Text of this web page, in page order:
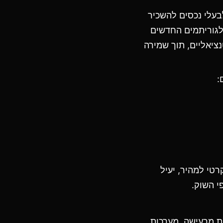
נכסים להשכיר
החדשים
תוך שמירה
למהיר, יעיל
השוק.